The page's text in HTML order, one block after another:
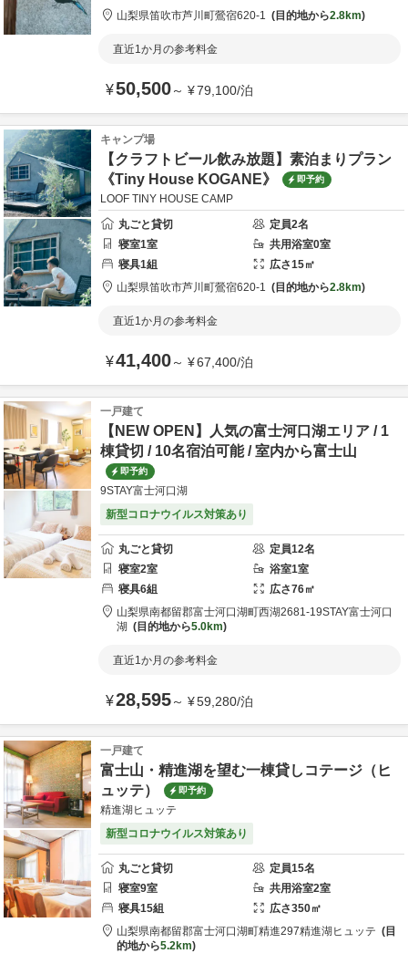
山梨県笛吹市芦川町鶯宿620-1 目的地から2.8km
直近1か月の参考料金
¥50,500～ ¥79,100/泊
キャンプ場
【クラフトビール飲み放題】素泊まりプラン
《Tiny House KOGANE》
即予約
LOOF TINY HOUSE CAMP
丸ごと貸切
定員2名
寝室1室 共用浴室0室
寝具1組 広さ15㎡
山梨県笛吹市芦川町鶯宿620-1 目的地から2.8km
直近1か月の参考料金
¥41,400～ ¥67,400/泊
一戸建て
【NEW OPEN】人気の富士河口湖エリア / 1
棟貸切 / 10名宿泊可能 / 室内から富士山
即予約
9STAY富士河口湖
新型コロナウイルス対策あり
丸ごと貸切 定員12名
寝室2室 浴室1室
寝具6組 広さ76㎡
山梨県南都留郡富士河口湖町西湖2681-19STAY富士河口
湖
目的地から5.0km
直近1か月の参考料金
¥28,595～ ¥59,280/泊
一戸建て
富士山・精進湖を望む一棟貸しコテージ（ヒ
ュッテ）
即予約
精進湖ヒュッテ
新型コロナウイルス対策あり
丸ごと貸切 定員15名
寝室9室 共用浴室2室
寝具15組 広さ350㎡
山梨県南都留郡富士河口湖町精進297精進湖ヒュッテ
目
的地から5.2km